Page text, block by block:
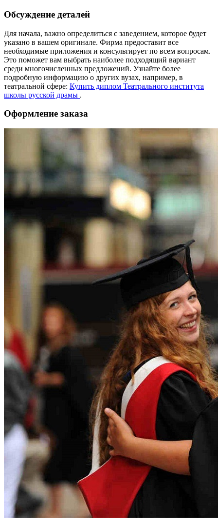
Обсуждение деталей
Для начала, важно определиться с заведением, которое будет
указано в вашем оригинале. Фирма предоставит все
необходимые приложения и консультирует по всем вопросам.
Это поможет вам выбрать наиболее подходящий вариант
среди многочисленных предложений. Узнайте более
подробную информацию о других вузах, например, в
театральной сфере: Купить диплом Театрального института
школы русской драмы .
Оформление заказа